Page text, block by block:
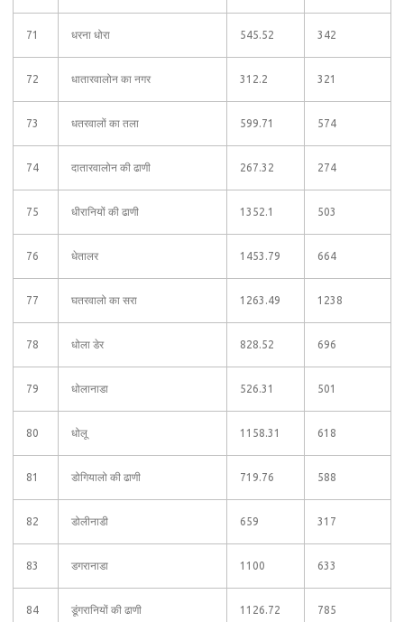
71 धरना धोरा 545.52 342
72 धातारवालोन का नगर 312.2 321
73 धतरवालों का तला 599.71 574
74 दातारवालोन की ढाणी 267.32 274
75 धीरानियों की ढाणी 1352.1 503
76 धेतालर 1453.79 664
77 घतरवालो का सरा 1263.49 1238
78 धोला डेर 828.52 696
79 धोलानाडा 526.31 501
80 धोलू 1158.31 618
81 डोगियालो की ढाणी 719.76 588
82 डोलीनाडी 659 317
83 डगरानाडा 1100 633
84 डूंगरानियों की ढाणी 1126.72 785